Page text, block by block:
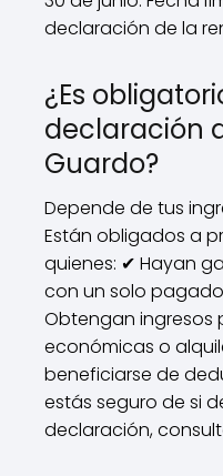
declaración de la
¿Es
declaración
Guardo?
Depende de tus
Están obligados a
quienes: ✔ Hayan
con un solo
Obtengan ingresos
económicas o
beneficiarse de
estás seguro de si
declaración,